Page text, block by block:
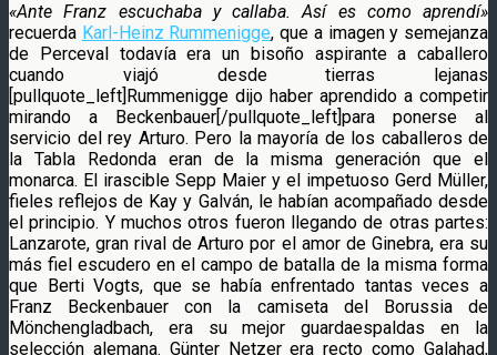
«Ante Franz escuchaba y callaba. Así es como aprendí»
recuerda Karl-Heinz Rummenigge, que a imagen y semejanza
de Perceval todavía era un bisoño aspirante a caballero
cuando viajó desde tierras lejanas
[pullquote_left]Rummenigge dijo haber aprendido a competir
mirando a Beckenbauer[/pullquote_left]para ponerse al
servicio del rey Arturo. Pero la mayoría de los caballeros de
la Tabla Redonda eran de la misma generación que el
monarca. El irascible Sepp Maier y el impetuoso Gerd Müller,
fieles reflejos de Kay y Galván, le habían acompañado desde
el principio. Y muchos otros fueron llegando de otras partes:
Lanzarote, gran rival de Arturo por el amor de Ginebra, era su
más fiel escudero en el campo de batalla de la misma forma
que Berti Vogts, que se había enfrentado tantas veces a
Franz Beckenbauer con la camiseta del Borussia de
Mönchengladbach, era su mejor guardaespaldas en la
selección alemana. Günter Netzer era recto como Galahad,